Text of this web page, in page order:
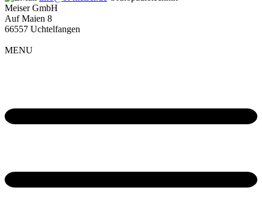
Meiser GmbH
Auf Maien 8
66557 Uchtelfangen
MENU